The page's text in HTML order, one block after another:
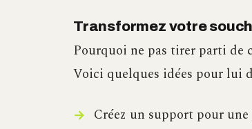
Transformez votre
Pourquoi ne pas tirer parti de
Voici quelques idées pour lui
Créez un support pour